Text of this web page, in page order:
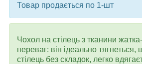
Товар продається по 1-шт
Чохол на стілець з тканини
переваг: він ідеально тягнеться,
стілець без складок, легко